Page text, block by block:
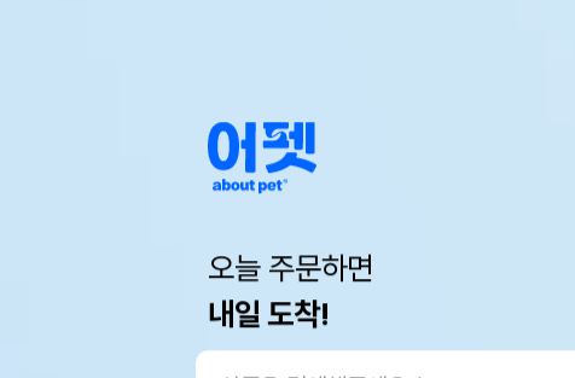
오늘 주문하면
내일 도착!